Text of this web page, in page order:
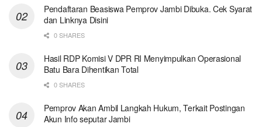
Pendaftaran Beasiswa Pemprov Jambi Dibuka. Cek Syarat
dan Linknya Disini
0 SHARES
Hasil RDP Komisi V DPR RI Menyimpulkan Operasional
Batu Bara Dihentikan Total
0 SHARES
Pemprov Akan Ambil Langkah Hukum, Terkait Postingan
Akun Info seputar Jambi